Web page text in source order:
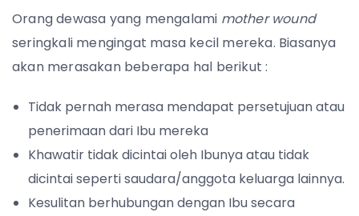
Orang dewasa yang mengalami mother wound
seringkali mengingat masa kecil mereka. Biasanya
akan merasakan beberapa hal berikut :
Tidak pernah merasa mendapat persetujuan atau
penerimaan dari Ibu mereka
Khawatir tidak dicintai oleh Ibunya atau tidak
dicintai seperti saudara/anggota keluarga lainnya.
Kesulitan berhubungan dengan Ibu secara